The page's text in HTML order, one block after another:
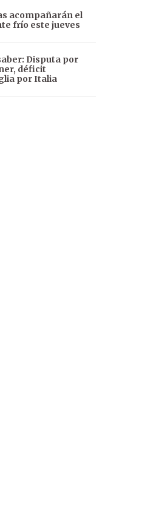
acompañarán el
frío este jueves
Disputa por
déficit
por Italia